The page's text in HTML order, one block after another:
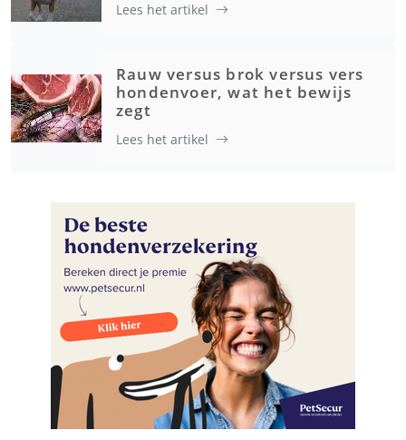
Lees het artikel
Rauw versus brok versus vers
hondenvoer, wat het bewijs
zegt
Lees het artikel